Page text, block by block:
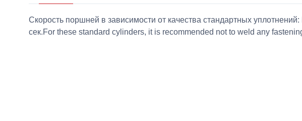
Скорость поршней в зависимости от качества стандартных
сек.For these standard cylinders, it is recommended not to weld any